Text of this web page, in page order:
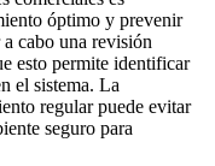
óptimo y prevenir
cabo una revisión
esto permite identificar
el sistema. La
regular puede evitar
seguro para